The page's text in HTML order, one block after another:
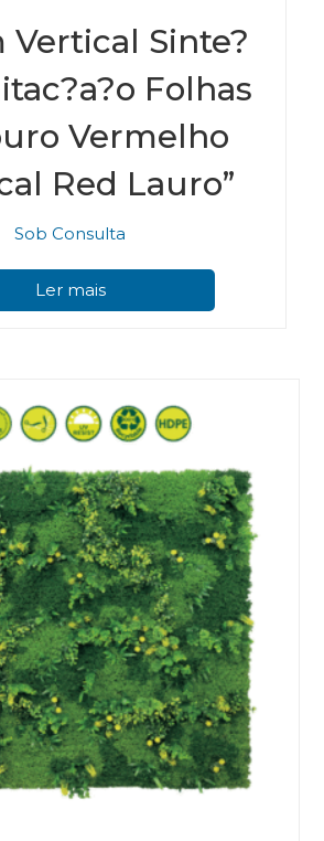
Vertical Sinte?
Folhas
Vermelho
Red Lauro”
Sob Consulta
Ler mais